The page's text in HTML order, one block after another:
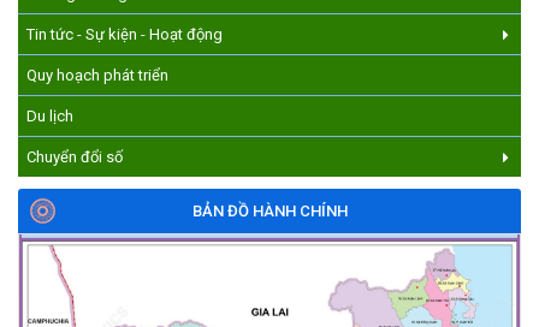
Tin tức - Sự kiện - Hoạt động
Quy hoạch phát triển
Du lịch
Chuyển đổi số
BẢN ĐỒ HÀNH CHÍNH